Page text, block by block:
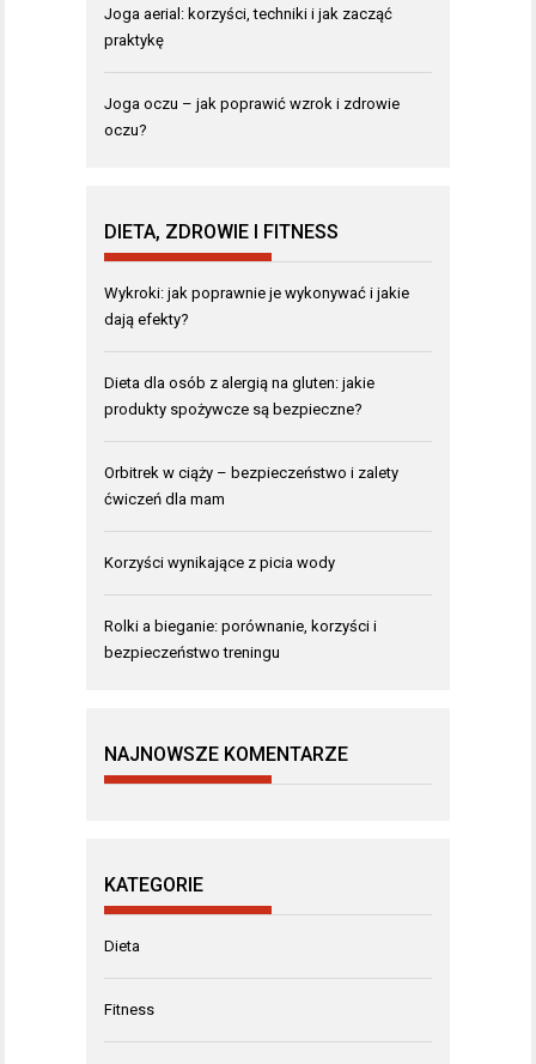
Joga aerial: korzyści, techniki i jak zacząć
praktykę
Joga oczu – jak poprawić wzrok i zdrowie
oczu?
DIETA, ZDROWIE I FITNESS
Wykroki: jak poprawnie je wykonywać i jakie
dają efekty?
Dieta dla osób z alergią na gluten: jakie
produkty spożywcze są bezpieczne?
Orbitrek w ciąży – bezpieczeństwo i zalety
ćwiczeń dla mam
Korzyści wynikające z picia wody
Rolki a bieganie: porównanie, korzyści i
bezpieczeństwo treningu
NAJNOWSZE KOMENTARZE
KATEGORIE
Dieta
Fitness